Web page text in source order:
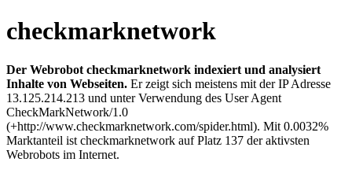
checkmarknetwork
Der Webrobot checkmarknetwork indexiert und analysiert
Inhalte von Webseiten. Er zeigt sich meistens mit der IP Adresse
13.125.214.213 und unter Verwendung des User Agent
CheckMarkNetwork/1.0
(+http://www.checkmarknetwork.com/spider.html). Mit 0.0032%
Marktanteil ist checkmarknetwork auf Platz 137 der aktivsten
Webrobots im Internet.